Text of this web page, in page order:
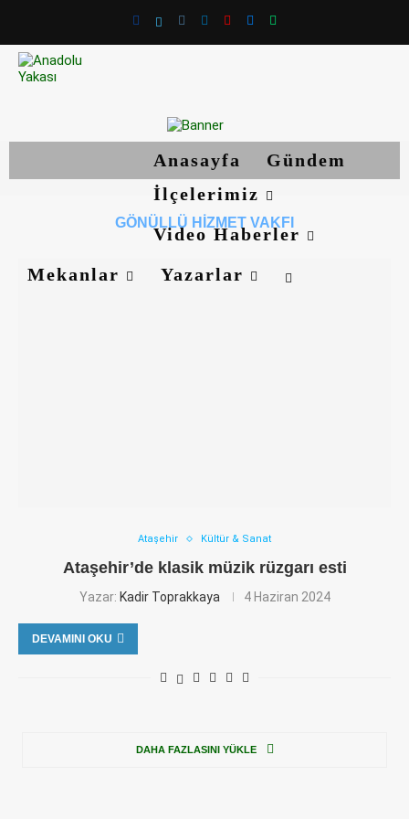
Anasayfa
Gündem
İlçelerimiz
Video Haberler
Mekanlar
Yazarlar
GÖNÜLLÜ HIZMET VAKFI
Ataşehir Kültür & Sanat
Ataşehir’de klasik müzik rüzgarı esti
Yazar: Kadir Toprakkaya 4 Haziran 2024
DEVAMINI OKU
DAHA FAZLASINI YÜKLE